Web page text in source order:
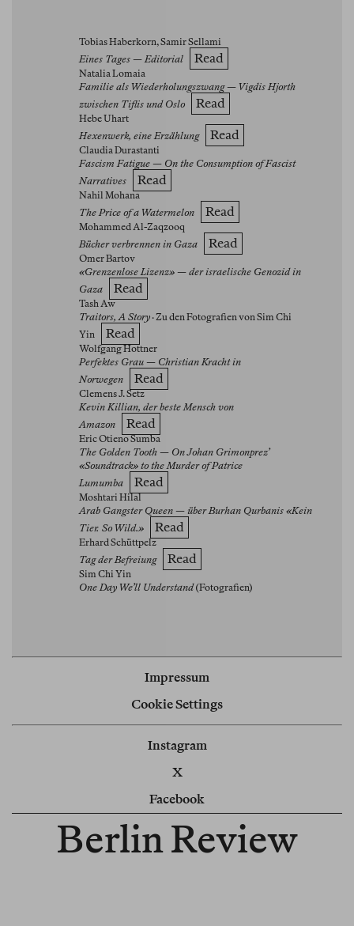
Tobias Haberkorn, Samir Sellami
Eines Tages — Editorial
Read
Natalia Lomaia
Familie als Wiederholungszwang — Vigdis Hjorth
zwischen Tiflis und Oslo
Read
Hebe Uhart
Hexenwerk, eine Erzählung
Read
Claudia Durastanti
Fascism Fatigue — On the Consumption of Fascist
Narratives
Read
Nahil Mohana
The Price of a Watermelon
Read
Mohammed Al-Zaqzooq
Bücher verbrennen in Gaza
Read
Omer Bartov
«Grenzenlose Lizenz» — der israelische Genozid in
Gaza
Read
Tash Aw
Traitors, A Story · Zu den Fotografien von Sim Chi
Yin
Read
Wolfgang Hottner
Perfektes Grau — Christian Kracht in
Norwegen
Read
Clemens J. Setz
Kevin Killian, der beste Mensch von
Amazon
Read
Eric Otieno Sumba
The Golden Tooth — On Johan Grimonprez’
«Soundtrack» to the Murder of Patrice
Lumumba
Read
Moshtari Hilal
Arab Gangster Queen — über Burhan Qurbanis «Kein
Tier. So Wild.»
Read
Erhard Schüttpelz
Tag der Befreiung
Read
Sim Chi Yin
One Day We’ll Understand(Fotografien)
Impressum
Cookie Settings
Instagram
X
Facebook
Berlin Review